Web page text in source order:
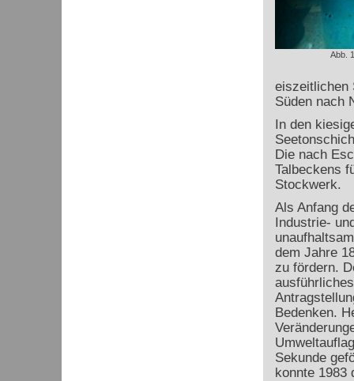
Abb.
eiszeitlichen
Süden nach
In den
Die nach
Talbeckens
Stockwerk.
Als Anfang
Industrie-
dem Jahre
zu fördern.
Bedenken.
Sekunde
konnte 1983